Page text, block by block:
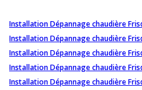
Installation Dépannage chaudière
Installation Dépannage chaudière
Installation Dépannage chaudière
Installation Dépannage chaudière
Installation Dépannage chaudière